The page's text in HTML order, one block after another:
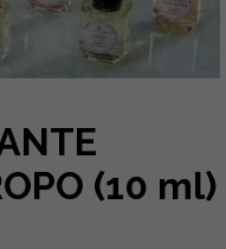
(10 ml)